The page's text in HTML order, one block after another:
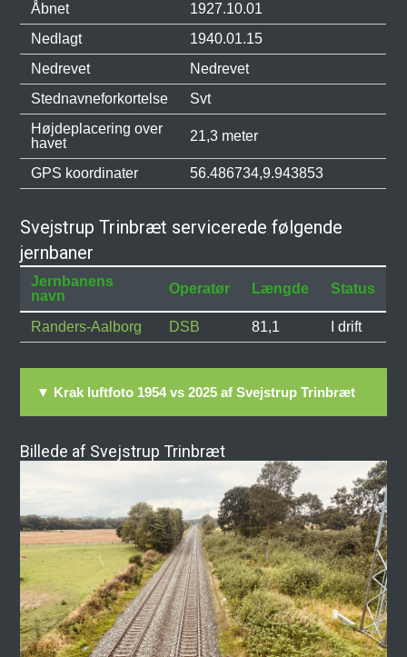
Åbnet
1927.10.01
Nedlagt
1940.01.15
Nedrevet
Nedrevet
Stednavneforkortelse
Svt
Højdeplacering over
havet
21,3 meter
GPS koordinater 56.486734,9.943853
Svejstrup Trinbræt servicerede følgende
jernbaner
Jernbanens
navn
Operatør Længde Status
Randers-Aalborg DSB 81,1 I drift
▼ Krak luftfoto 1954 vs 2025 af Svejstrup Trinbræt
Billede af Svejstrup Trinbræt